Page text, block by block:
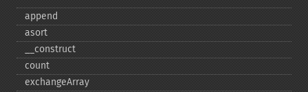
append
asort
_​_​construct
count
exchangeArray